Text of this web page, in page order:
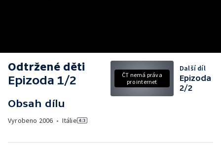
Odtržené děti
Epizoda 1/2
Obsah dílu
Vyrobeno 2006 • Itálie
ČT nemá práva
pro internet
Další díl
Epizoda
2/2